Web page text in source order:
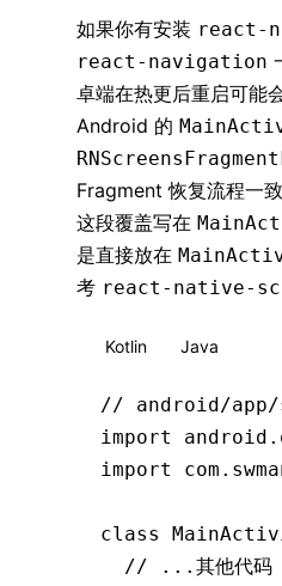
如果你有安装 react-
react-navigation
卓端在热更后重启可能
Android 的
Fragment 恢复流程一
这段覆盖写在
是直接放在
考 react-native-
Kotlin Java
// android/
import
import
class
  // ...其他代码